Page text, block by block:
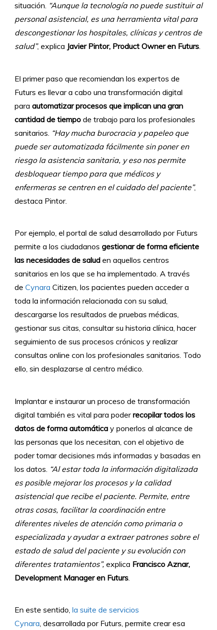
situación. “Aunque la tecnología no puede sustituir al
personal asistencial, es una herramienta vital para
descongestionar los hospitales, clínicas y centros de
salud”, explica Javier Pintor, Product Owner en Futurs.
El primer paso que recomiendan los expertos de
Futurs es llevar a cabo una transformación digital
para automatizar procesos que implican una gran
cantidad de tiempo de trabajo para los profesionales
sanitarios. “Hay mucha burocracia y papeleo que
puede ser automatizada fácilmente sin poner en
riesgo la asistencia sanitaria, y eso nos permite
desbloquear tiempo para que médicos y
enfermeras se centren en el cuidado del paciente”,
destaca Pintor.
Por ejemplo, el portal de salud desarrollado por Futurs
permite a los ciudadanos gestionar de forma eficiente
las necesidades de salud en aquellos centros
sanitarios en los que se ha implementado. A través
de Cynara Citizen, los pacientes pueden acceder a
toda la información relacionada con su salud,
descargarse los resultados de pruebas médicas,
gestionar sus citas, consultar su historia clínica, hacer
seguimiento de sus procesos crónicos y realizar
consultas online con los profesionales sanitarios. Todo
ello, sin desplazarse al centro médico.
Implantar e instaurar un proceso de transformación
digital también es vital para poderrecopilar todos los
datos de forma automática y ponerlos al alcance de
las personas que los necesitan, con el objetivo de
poder tomar decisiones más informadas y basadas en
los datos. “Al estar toda la información digitalizada
es posible mejorar los procesos y la calidad
asistencial que recibe el paciente. Permite, entre
otras cosas, facilitar la coordinación entre
diferentes niveles de atención como primaria o
especializada y ayudar a extraer patrones sobre el
estado de salud del paciente y su evolución con
diferentes tratamientos”, explica Francisco Aznar,
Development Manager en Futurs
En este sentido, la suite de servicios
Cynara , desarrollada por Futurs, permite crear esa